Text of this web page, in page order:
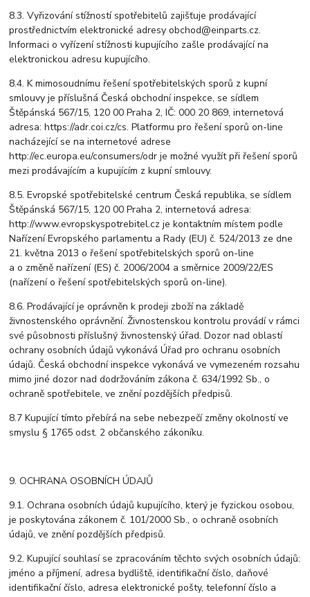
8.3. Vyřizování stížností spotřebitelů zajišťuje prodávající
prostřednictvím elektronické adresy obchod@einparts.cz.
Informaci o vyřízení stížnosti kupujícího zašle prodávající na
elektronickou adresu kupujícího.
8.4. K mimosoudnímu řešení spotřebitelských sporů z kupní
smlouvy je příslušná Česká obchodní inspekce, se sídlem
Štěpánská 567/15, 120 00 Praha 2, IČ: 000 20 869, internetová
adresa: https://adr.coi.cz/cs. Platformu pro řešení sporů on-line
nacházející se na internetové adrese
http://ec.europa.eu/consumers/odr je možné využít při řešení sporů
mezi prodávajícím a kupujícím z kupní smlouvy.
8.5. Evropské spotřebitelské centrum Česká republika, se sídlem
Štěpánská 567/15, 120 00 Praha 2, internetová adresa:
http://www.evropskyspotrebitel.cz je kontaktním místem podle
Nařízení Evropského parlamentu a Rady (EU) č. 524/2013 ze dne
21. května 2013 o řešení spotřebitelských sporů on-line
a o změně nařízení (ES) č. 2006/2004 a směrnice 2009/22/ES
(nařízení o řešení spotřebitelských sporů on-line).
8.6. Prodávající je oprávněn k prodeji zboží na základě
živnostenského oprávnění. Živnostenskou kontrolu provádí v rámci
své působnosti příslušný živnostenský úřad. Dozor nad oblastí
ochrany osobních údajů vykonává Úřad pro ochranu osobních
údajů. Česká obchodní inspekce vykonává ve vymezeném rozsahu
mimo jiné dozor nad dodržováním zákona č. 634/1992 Sb., o
ochraně spotřebitele, ve znění pozdějších předpisů.
8.7 Kupující tímto přebírá na sebe nebezpečí změny okolností ve
smyslu § 1765 odst. 2 občanského zákoníku.
9. OCHRANA OSOBNÍCH ÚDAJŮ
9.1. Ochrana osobních údajů kupujícího, který je fyzickou osobou,
je poskytována zákonem č. 101/2000 Sb., o ochraně osobních
údajů, ve znění pozdějších předpisů.
9.2. Kupující souhlasí se zpracováním těchto svých osobních údajů:
jméno a příjmení, adresa bydliště, identifikační číslo, daňové
identifikační číslo, adresa elektronické pošty, telefonní číslo a